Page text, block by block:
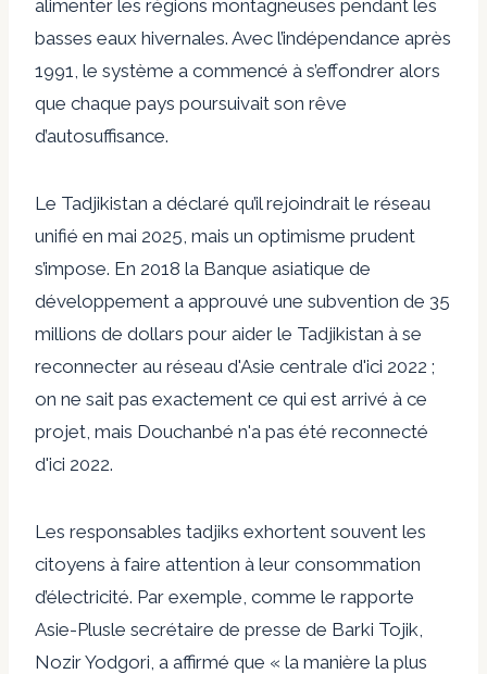
alimenter les régions montagneuses pendant les
basses eaux hivernales. Avec l’indépendance après
1991, le système a commencé à s’effondrer alors
que chaque pays poursuivait son rêve
d’autosuffisance.
Le Tadjikistan a déclaré qu’il rejoindrait le réseau
unifié en mai 2025, mais un optimisme prudent
s’impose. En 2018 la Banque asiatique de
développement a approuvé une subvention de 35
millions de dollars pour aider le Tadjikistan à se
reconnecter au réseau d'Asie centrale d'ici 2022 ;
on ne sait pas exactement ce qui est arrivé à ce
projet, mais Douchanbé n'a pas été reconnecté
d'ici 2022.
Les responsables tadjiks exhortent souvent les
citoyens à faire attention à leur consommation
d’électricité. Par exemple, comme le rapporte
Asie-Plusle secrétaire de presse de Barki Tojik,
Nozir Yodgori, a affirmé que « la manière la plus